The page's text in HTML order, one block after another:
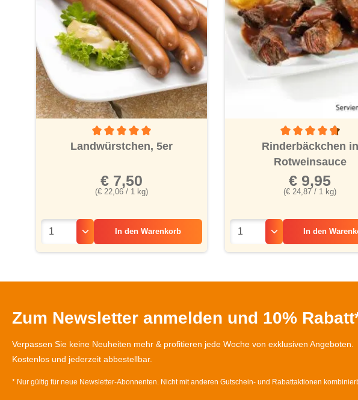
Durchschnittliche Bewertung von 5 von 5 Sternen
Landwürstchen, 5er
(€ 22,06 / 1 kg)
€ 7,50
In den Warenkorb
Durchschnittliche
Rinderbäckchen in
Rotweinsauce
(€ 24,87 / 1 kg)
€ 9,95
In den
Zum Newsletter anmelden und 10%
Verpassen Sie keine Neuheiten mehr & profitieren jede Woche von exklusiven Angeboten.
Kostenlos und jederzeit abbestellbar.
* Nur gültig für neue Newsletter-Abonnenten. Nicht mit anderen Gutschein- und Rabattaktionen